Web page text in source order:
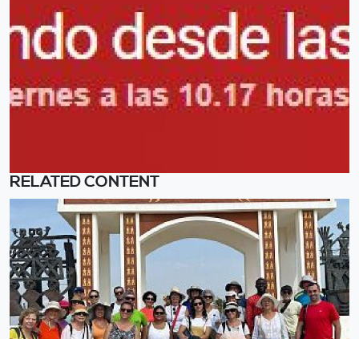
RELATED CONTENT